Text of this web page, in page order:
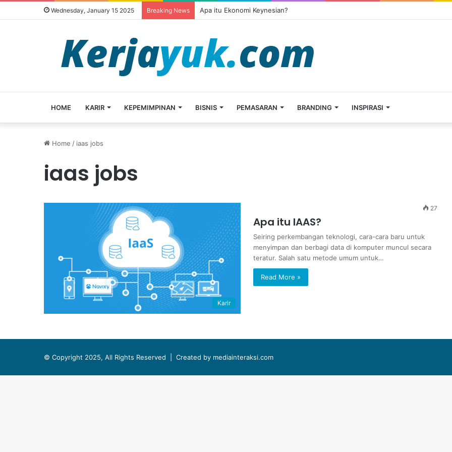
Wednesday, January 15 2025 Breaking News Apa itu Ekonomi Keynesian?
HOME KARIR KEPEMIMPINAN BISNIS PEMASARAN BRANDING INSPIRASI
Home / iaas jobs
iaas jobs
Karir
27
Apa itu IAAS?
Seiring perkembangan teknologi, cara-cara baru untuk
menyimpan dan berbagi data di komputer muncul secara
teratur. Salah satu metode umum untuk…
Read More »
© Copyright 2025, All Rights Reserved | Created by mediainteraksi.com